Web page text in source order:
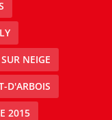
NEIGE
D'ARBOIS
2015